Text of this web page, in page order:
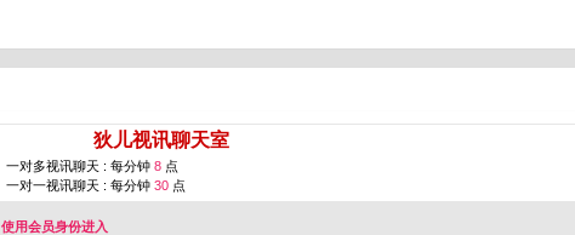
狄儿视讯聊天室
一对多视讯聊天 : 每分钟 8 点
一对一视讯聊天 : 每分钟 30 点
使用会员身份进入